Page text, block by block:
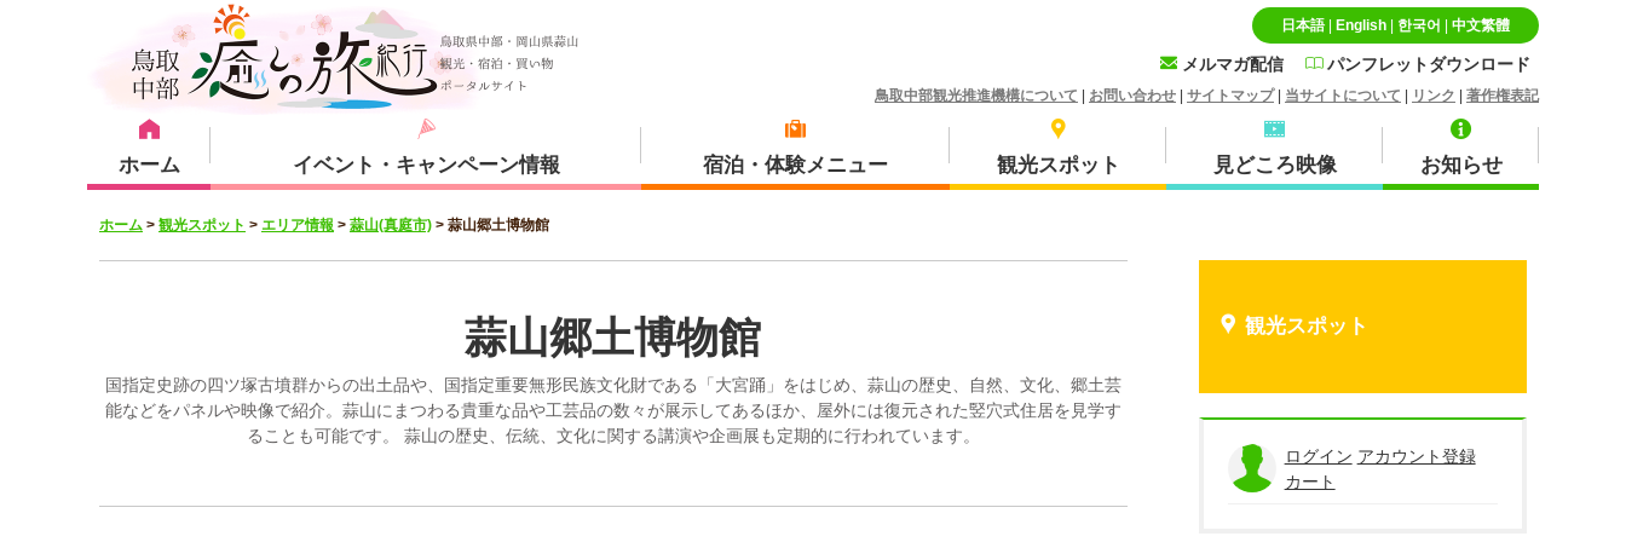
日本語| English| 한국어 中文繁體
メルマガ配信 パンフレットダウンロード
鳥取中部観光推進機構について お問い合わせ サイトマップ| 当サイトについて リンク 著作権表記
ホーム イベント・キャンペーン情報 宿泊・体験メニュー
宿泊・体験メニュー
体験プラン 特産品・お土産品
観光スポット
観光スポット
琴浦町 北栄町
見どころ映像 お知らせ
ホーム > 観光スポット > エリア情報 > 蒜山(真庭市) > 蒜山郷土博物館
観光スポット
蒜山郷土博物館
国指定史跡の四ツ塚古墳群からの出土品や、国指定重要無形民族文化財である「大宮踊」をはじめ、蒜山の歴史、自然、文化、郷土芸
能などをパネルや映像で紹介。蒜山にまつわる貴重な品や工芸品の数々が展示してあるほか、屋外には復元された竪穴式住居を見学す
ることも可能です。 蒜山の歴史、伝統、文化に関する講演や企画展も定期的に行われています。
ログイン アカウント登録
カート